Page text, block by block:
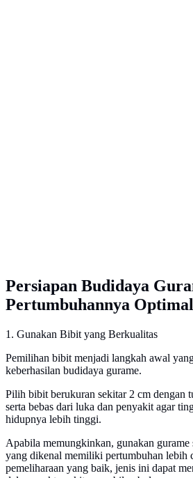
Persiapan Budidaya
Pertumbuhannya Optimal
1. Gunakan Bibit yang Berkualitas
Pemilihan bibit menjadi langkah awal
keberhasilan budidaya gurame.
Pilih bibit berukuran sekitar 2 cm dengan
serta bebas dari luka dan penyakit agar
hidupnya lebih tinggi.
Apabila memungkinkan, gunakan gurame
yang dikenal memiliki pertumbuhan lebih
pemeliharaan yang baik, jenis ini dapat